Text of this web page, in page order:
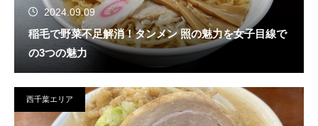
2024.09.09
稲毛で野菜不足解消！タンメン 照の魅力を女子目線で
の3つの魅力
西千葉エリア